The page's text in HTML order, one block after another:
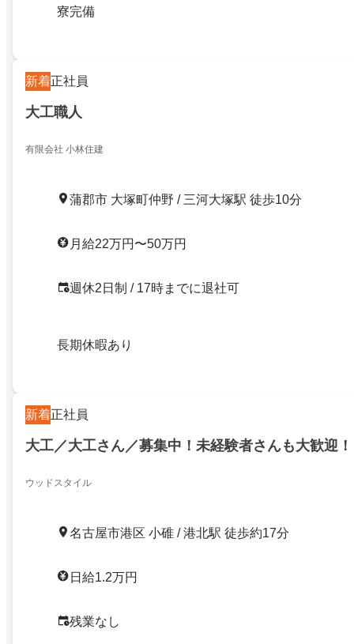
寮完備
新着正社員
大工職人
有限会社 小林住建
蒲郡市 大塚町仲野 / 三河大塚駅 徒歩10分
月給22万円〜50万円
週休2日制 / 17時までに退社可
長期休暇あり
新着正社員
大工／大工さん／募集中！未経験者さんも大歓迎！
ウッドスタイル
名古屋市港区 小碓 / 港北駅 徒歩約17分
日給1.2万円
残業なし